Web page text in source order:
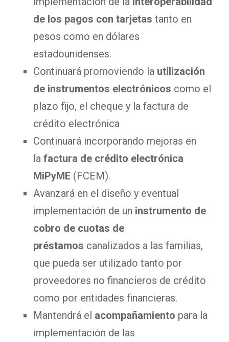
de los pagos con tarjetas tanto en
pesos como en dólares
estadounidenses.
Continuará promoviendo la utilización
de instrumentos electrónicos como el
plazo fijo, el cheque y la factura de
crédito electrónica
Continuará incorporando mejoras en
la factura de crédito electrónica
MiPyME (FCEM).
Avanzará en el diseño y eventual
implementación de un instrumento de
cobro de cuotas de
préstamos canalizados a las familias,
que pueda ser utilizado tanto por
proveedores no financieros de crédito
como por entidades financieras.
Mantendrá el acompañamiento para la
implementación de las